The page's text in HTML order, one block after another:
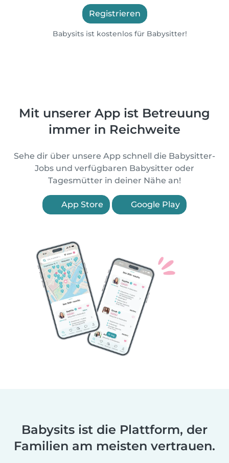
Registrieren
Babysits ist kostenlos für Babysitter!
Mit unserer App ist Betreuung
immer in Reichweite
Sehe dir über unsere App schnell die Babysitter-
Jobs und verfügbaren Babysitter oder
Tagesmütter in deiner Nähe an!
App Store Google Play
Babysits ist die Plattform, der
Familien am meisten vertrauen.